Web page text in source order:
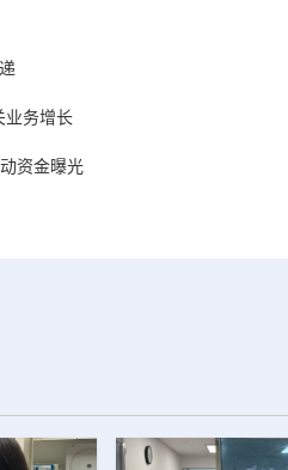
万英尺的预可研钻探，待联邦与
，预计2027年下半年完成预可
补Yukuskokon Professional
与BBA USA、SLR I...
业务增长
资金曝光